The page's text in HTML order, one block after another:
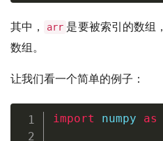
其中， arr 是要被索引的数组，
数组。
让我们看一个简单的例子：
import numpy as